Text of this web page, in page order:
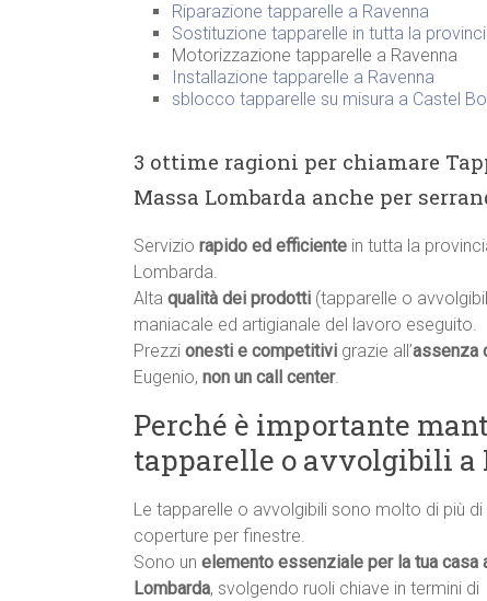
Riparazione tapparelle a Ravenna
Sostituzione tapparelle in tutta la
Motorizzazione tapparelle a Ravenna
Installazione tapparelle a Ravenna
sblocco tapparelle su misura a Castel
3 ottime ragioni per chiamare
Massa Lombarda anche per
Servizio rapido ed efficiente in tutta la
Lombarda.
Alta qualità dei prodotti (tapparelle o
maniacale ed artigianale del lavoro eseguito.
Prezzi onesti e competitivi grazie all’assenza
Eugenio, non un call center.
Perché è importante
tapparelle o avvolgibili a
Le tapparelle o avvolgibili sono molto di più
coperture per finestre.
Sono un elemento essenziale per la tua casa
Lombarda, svolgendo ruoli chiave in termini di